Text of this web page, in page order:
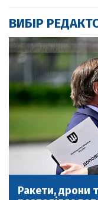
ВИБІР
Ракети, дрони